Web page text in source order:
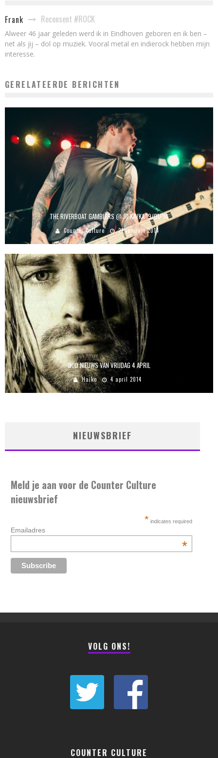
Frank Recensent #ROCK
Alweer 46 jaar geleden werd ik in Eindhoven geboren en ik ben –
net als jij – dol op muziek. Vooral metal en indierock hebben mijn
interesse.
GERELATEERDE BERICHTEN
THE RIVERBOAT GAMBLERS @ JC KAVKA 19/01/’14
Counter Culture 21 januari 2014
OUD NIEUWS VAN VRIJDAG 4 APRIL
Haiko 4 april 2014
NIEUWSBRIEF
Meld je aan voor de Counter Culture
nieuwsbrief
* indicates required
Emailadres
*
VOLG ONS!
COUNTER CULTURE